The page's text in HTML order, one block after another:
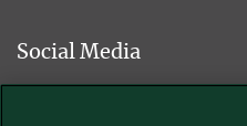
Social Media